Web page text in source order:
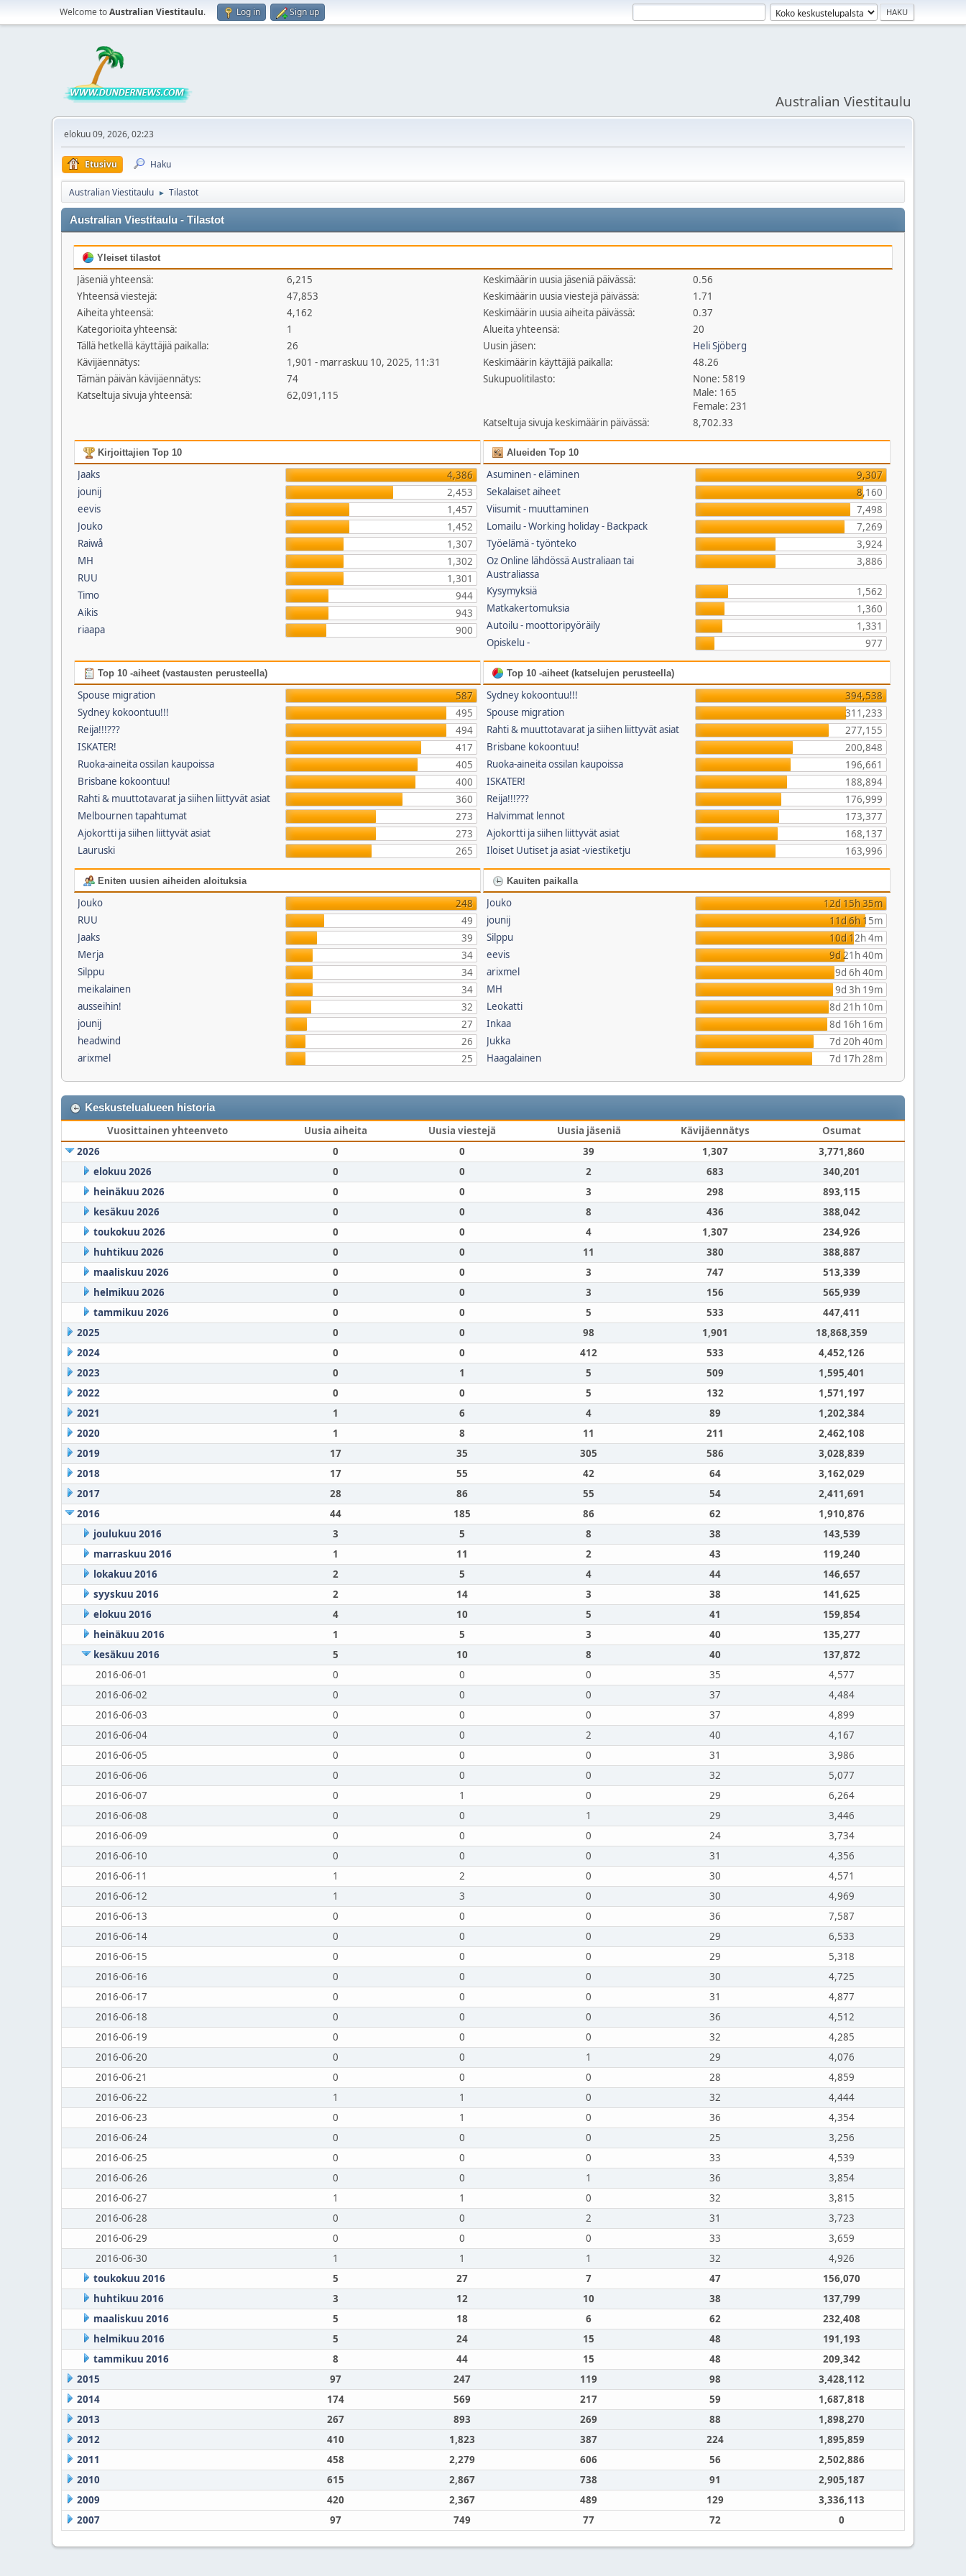
Welcome toAustralian Viestitaulu. Log in Sign up
Australian Viestitaulu
elokuu 09, 2026, 02:23
Etusivu Haku
Australian Viestitaulu ► Tilastot
Australian Viestitaulu - Tilastot
Yleiset tilastot
Jäseniä yhteensä:
6,215
Yhteensä viestejä:
47,853
Aiheita yhteensä:
4,162
Kategorioita yhteensä:
1
Tällä hetkellä käyttäjiä paikalla:
26
Kävijäennätys:
1,901 - marraskuu 10, 2025, 11:31
Tämän päivän kävijäennätys:
74
Katseltuja sivuja yhteensä:
62,091,115
Keskimäärin uusia jäseniä päivässä:
0.56
Keskimäärin uusia viestejä päivässä:
1.71
Keskimäärin uusia aiheita päivässä:
0.37
Alueita yhteensä:
20
Uusin jäsen:
Heli Sjöberg
Keskimäärin käyttäjiä paikalla:
48.26
Sukupuolitilasto:
None: 5819
Male: 165
Female: 231
Katseltuja sivuja keskimäärin päivässä:
8,702.33
Kirjoittajien Top 10
Jaaks
4,386
jounij
2,453
eevis
1,457
Jouko
1,452
Raiwå
1,307
MH
1,302
RUU
1,301
Timo
944
Aikis
943
riaapa
900
Alueiden Top 10
Asuminen - eläminen
9,307
Sekalaiset aiheet
8,160
Viisumit - muuttaminen
7,498
Lomailu - Working holiday - Backpack
7,269
Työelämä - työnteko
3,924
Oz Online lähdössä Australiaan tai
Australiassa
3,886
Kysymyksiä
1,562
Matkakertomuksia
1,360
Autoilu - moottoripyöräily
1,331
Opiskelu -
977
Top 10 -aiheet (vastausten perusteella)
Spouse migration
587
Sydney kokoontuu!!!
495
Reija!!!???
494
ISKATER!
417
Ruoka-aineita ossilan kaupoissa
405
Brisbane kokoontuu!
400
Rahti & muuttotavarat ja siihen liittyvät asiat
360
Melbournen tapahtumat
273
Ajokortti ja siihen liittyvät asiat
273
Lauruski
265
Top 10 -aiheet (katselujen perusteella)
Sydney kokoontuu!!!
394,538
Spouse migration
311,233
Rahti & muuttotavarat ja siihen liittyvät asiat
277,155
Brisbane kokoontuu!
200,848
Ruoka-aineita ossilan kaupoissa
196,661
ISKATER!
188,894
Reija!!!???
176,999
Halvimmat lennot
173,377
Ajokortti ja siihen liittyvät asiat
168,137
Iloiset Uutiset ja asiat -viestiketju
163,996
Eniten uusien aiheiden aloituksia
Jouko
248
RUU
49
Jaaks
39
Merja
34
Silppu
34
meikalainen
34
ausseihin!
32
jounij
27
headwind
26
arixmel
25
Kauiten paikalla
Jouko
12d 15h 35m
jounij
11d 6h 15m
Silppu
10d 12h 4m
eevis
9d 21h 40m
arixmel
9d 6h 40m
MH
9d 3h 19m
Leokatti
8d 21h 10m
Inkaa
8d 16h 16m
Jukka
7d 20h 40m
Haagalainen
7d 17h 28m
Keskustelualueen historia
Vuosittainen yhteenveto Uusia aiheita Uusia viestejä Uusia jäseniä Kävijäennätys
Osumat
2026
0 0 39 1,307
3,771,860
elokuu 2026
0 0 2 683
340,201
heinäkuu 2026
0 0 3 298
893,115
kesäkuu 2026
0 0 8 436
388,042
toukokuu 2026
0 0 4 1,307
234,926
huhtikuu 2026
0 0 11 380
388,887
maaliskuu 2026
0 0 3 747
513,339
helmikuu 2026
0 0 3 156
565,939
tammikuu 2026
0 0 5 533
447,411
2025
0 0 98 1,901
18,868,359
2024
0 0 412 533
4,452,126
2023
0 1 5 509
1,595,401
2022
0 0 5 132
1,571,197
2021
1 6 4 89
1,202,384
2020
1 8 11 211
2,462,108
2019
17 35 305 586
3,028,839
2018
17 55 42 64
3,162,029
2017
28 86 55 54
2,411,691
2016
44 185 86 62
1,910,876
joulukuu 2016
3 5 8 38
143,539
marraskuu 2016
1 11 2 43
119,240
lokakuu 2016
2 5 4 44
146,657
syyskuu 2016
2 14 3 38
141,625
elokuu 2016
4 10 5 41
159,854
heinäkuu 2016
1 5 3 40
135,277
kesäkuu 2016
5 10 8 40
137,872
2016-06-01
0 0 0 35
4,577
2016-06-02
0 0 0 37
4,484
2016-06-03
0 0 0 37
4,899
2016-06-04
0 0 2 40
4,167
2016-06-05
0 0 0 31
3,986
2016-06-06
0 0 0 32
5,077
2016-06-07
0 1 0 29
6,264
2016-06-08
0 0 1 29
3,446
2016-06-09
0 0 0 24
3,734
2016-06-10
0 0 0 31
4,356
2016-06-11
1 2 0 30
4,571
2016-06-12
1 3 0 30
4,969
2016-06-13
0 0 0 36
7,587
2016-06-14
0 0 0 29
6,533
2016-06-15
0 0 0 29
5,318
2016-06-16
0 0 0 30
4,725
2016-06-17
0 0 0 31
4,877
2016-06-18
0 0 0 36
4,512
2016-06-19
0 0 0 32
4,285
2016-06-20
0 0 1 29
4,076
2016-06-21
0 0 0 28
4,859
2016-06-22
1 1 0 32
4,444
2016-06-23
0 1 0 36
4,354
2016-06-24
0 0 0 25
3,256
2016-06-25
0 0 0 33
4,539
2016-06-26
0 0 1 36
3,854
2016-06-27
1 1 0 32
3,815
2016-06-28
0 0 2 31
3,723
2016-06-29
0 0 0 33
3,659
2016-06-30
1 1 1 32
4,926
toukokuu 2016
5 27 7 47
156,070
huhtikuu 2016
3 12 10 38
137,799
maaliskuu 2016
5 18 6 62
232,408
helmikuu 2016
5 24 15 48
191,193
tammikuu 2016
8 44 15 48
209,342
2015
97 247 119 98
3,428,112
2014
174 569 217 59
1,687,818
2013
267 893 269 88
1,898,270
2012
410 1,823 387 224
1,895,859
2011
458 2,279 606 56
2,502,886
2010
615 2,867 738 91
2,905,187
2009
420 2,367 489 129
3,336,113
2007
97 749 77 72 0